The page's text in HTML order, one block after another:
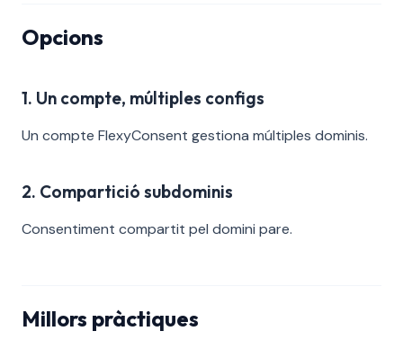
Opcions
1. Un compte, múltiples configs
Un compte FlexyConsent gestiona múltiples dominis.
2. Compartició subdominis
Consentiment compartit pel domini pare.
Millors pràctiques